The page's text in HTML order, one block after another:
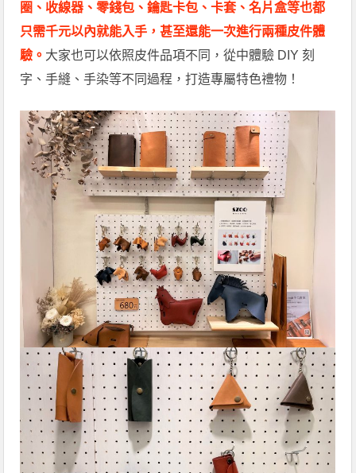
圈、收線器、零錢包、鑰匙卡包、卡套、名片盒等也都
只需千元以內就能入手，甚至還能一次進行兩種皮件體
驗。 大家也可以依照皮件品項不同，從中體驗 DIY 刻
字、手縫、手染等不同過程，打造專屬特色禮物！